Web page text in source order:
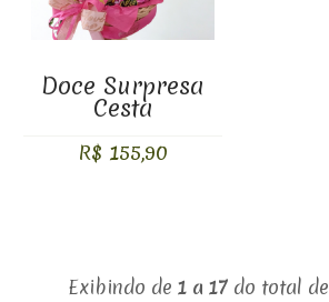
Doce Surpresa
Cesta
R$ 155,90
Exibindo de 1 a 17 do total de